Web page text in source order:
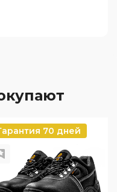
70 дней